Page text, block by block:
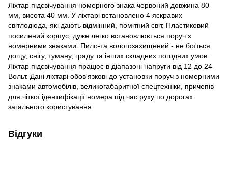
Ліхтар підсвічування номерного знака червоний довжина 80
мм, висота 40 мм. У ліхтарі встановлено 4 яскравих
світлодіода, які дають відмінний, помітний світ. Пластиковий
посилений корпус, дуже легко встановлюється поруч з
номерними знаками. Пило-та вологозахищений - не боїться
дощу, снігу, туману, граду та інших складних погодних умов.
Ліхтар підсвічування працює в діапазоні напруги від 12 до 24
Вольт. Дані ліхтарі обов'язкові до установки поруч з номерними
знаками автомобілів, великогабаритної спецтехніки, причепів
для чіткої ідентифікації номера під час руху по дорогах
загального користування.
Відгуки